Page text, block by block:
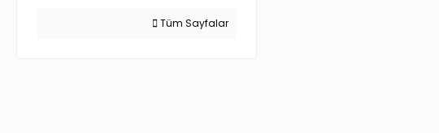
Tüm Sayfalar